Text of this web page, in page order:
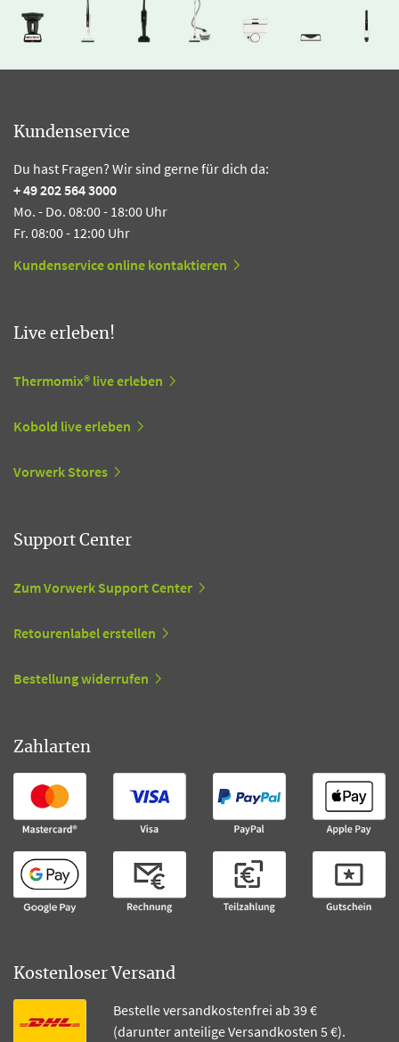
Kundenservice
Du hast Fragen? Wir sind gerne für dich da:
+ 49 202 564 3000
Mo. - Do. 08:00 - 18:00 Uhr
Fr. 08:00 - 12:00 Uhr
Kundenservice online kontaktieren
Live erleben!
Thermomix® live erleben
Kobold live erleben
Vorwerk Stores
Support Center
Zum Vorwerk Support Center
Retourenlabel erstellen
Bestellung widerrufen
Zahlarten
Kostenloser Versand
Bestelle versandkostenfrei ab 39 €
(darunter anteilige Versandkosten 5 €).